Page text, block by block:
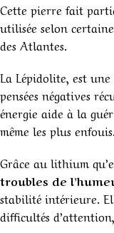
Cette pierre fait
utilisée selon
des Atlantes.
La Lépidolite, est une
pensées négatives
énergie aide à la
même les plus enfouis.
Grâce au lithium
troubles de
stabilité intérieure.
difficultés